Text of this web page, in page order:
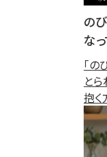
の
な
「
と
抱く